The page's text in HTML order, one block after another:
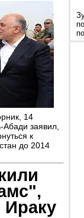
14
заявил,
к
до 2014